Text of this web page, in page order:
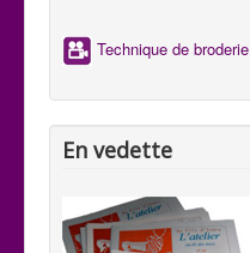
Technique de broderie
En vedette